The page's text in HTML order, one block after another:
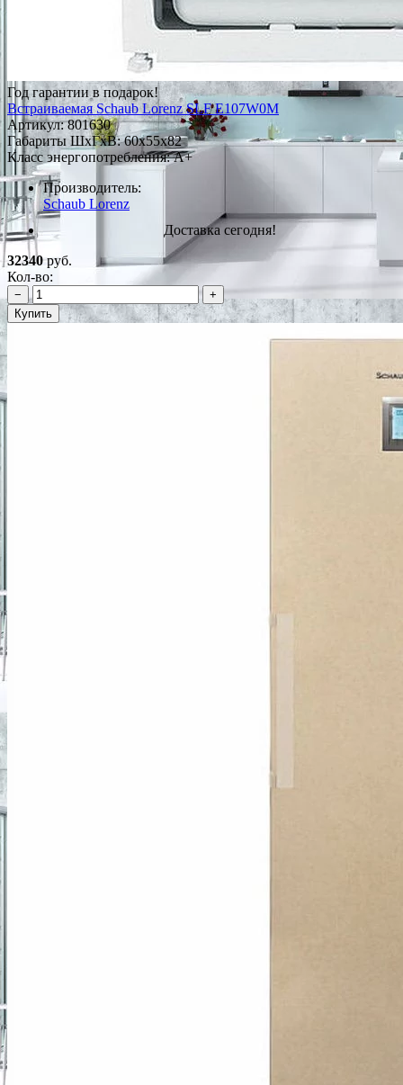
Год гарантии в подарок!
Встраиваемая Schaub Lorenz SLF E107W0M
Артикул:801630
Габариты ШxГxВ: 60x55x82
Класс энергопотребления: A+
Производитель:
Schaub Lorenz
Доставка сегодня!
32340руб.
Кол-во:
−
+
Купить